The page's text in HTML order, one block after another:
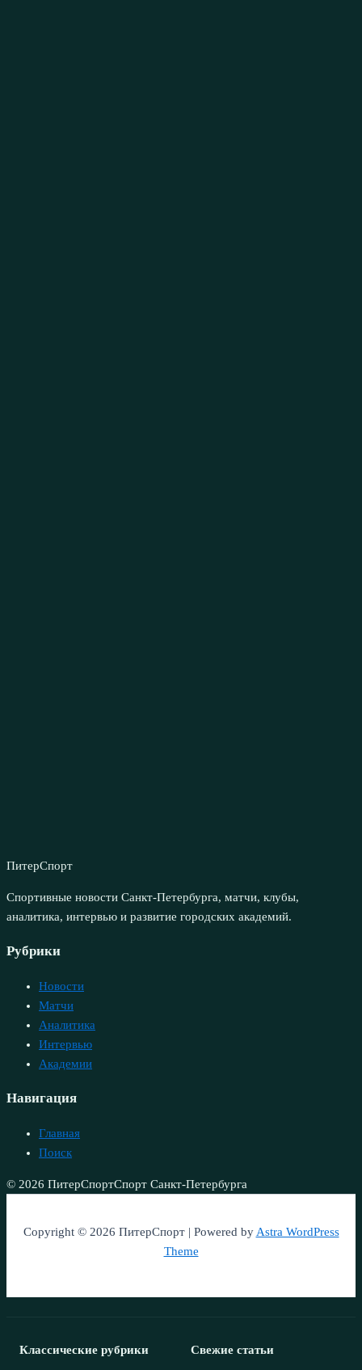
ПитерСпорт
Спортивные новости Санкт-Петербурга, матчи, клубы,
аналитика, интервью и развитие городских академий.
Рубрики
Новости
Матчи
Аналитика
Интервью
Академии
Навигация
Главная
Поиск
© 2026 ПитерСпортСпорт Санкт-Петербурга
Copyright © 2026 ПитерСпорт | Powered byAstra WordPress
Theme
Классические рубрики Свежие статьи